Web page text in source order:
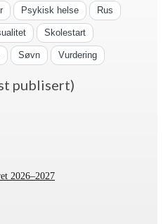
Psykisk helse Rus
Skolestart
Søvn Vurdering
publisert)
2026–2027